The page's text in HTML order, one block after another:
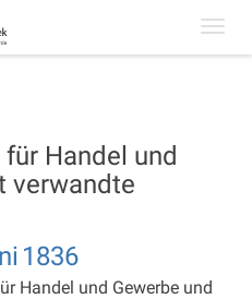
Handel und
verwandte
1836
Handel und Gewerbe und